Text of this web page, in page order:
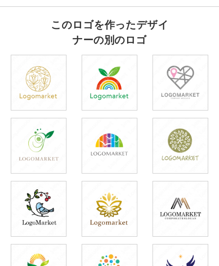
このロゴを作ったデザイ
ナーの別のロゴ